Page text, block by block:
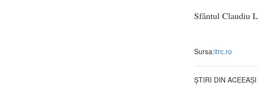
Sfântul Claudiu
Sursa:itrc.ro
ȘTIRI DIN